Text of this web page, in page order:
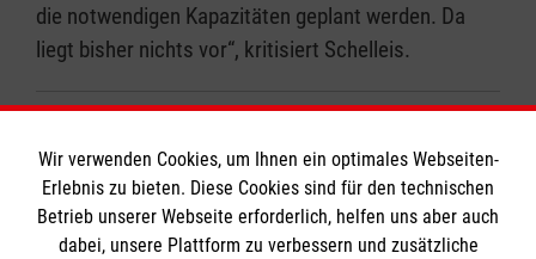
die notwendigen Kapazitäten geplant werden. Da
liegt bisher nichts vor“, kritisiert Schelleis.
Wir verwenden Cookies, um Ihnen ein optimales Webseiten-
Erlebnis zu bieten. Diese Cookies sind für den technischen
Betrieb unserer Webseite erforderlich, helfen uns aber auch
dabei, unsere Plattform zu verbessern und zusätzliche